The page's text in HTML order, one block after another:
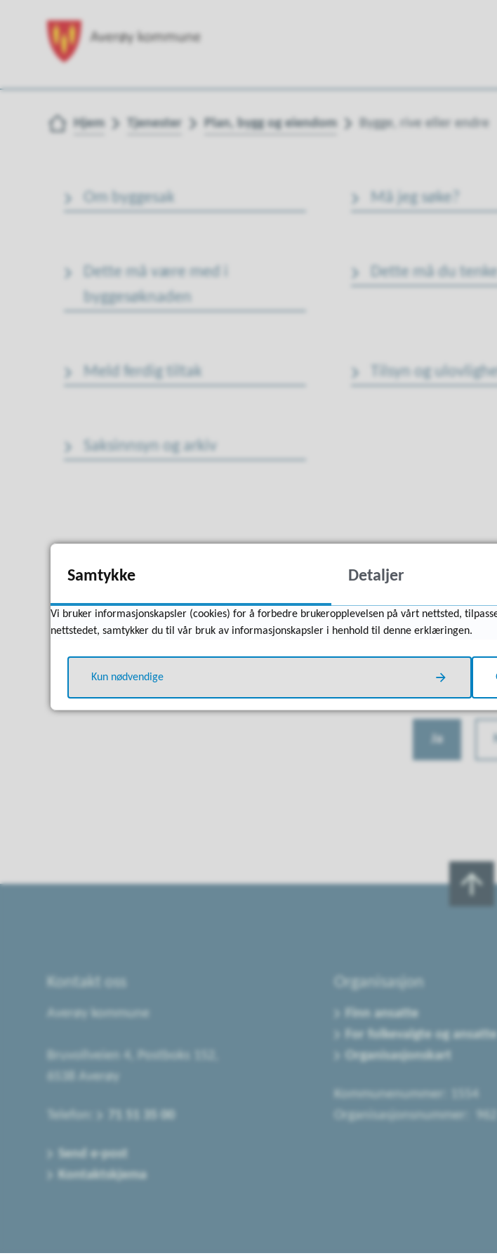
Du er her:
Hjem Tjenester Plan, bygg og eiendom Bygge, rive eller endre
Om byggesak Må jeg søke?
Dette må være med i
byggesøknaden
Dette må du tenke
Meld ferdig tiltak Tilsyn og
Saksinnsyn og arkiv
Fant du det du
Ja
Kontakt oss
Bruvollveien 4, Postboks 152,
71 51 35 00
Send e-post
Kontaktskjema
Organisasjon
Finn ansatte
For folkevalgte og ansatte
Organisasjonskart
Kommunenummer: 1554
Organisasjonsnummer: 962
Samtykke Detaljer
Vi bruker informasjonskapsler (cookies) for å forbedre brukeropplevelsen på vårt nettsted,
nettstedet, samtykker du til vår bruk av informasjonskapsler i henhold til denne erklæringen.
Kun nødvendige